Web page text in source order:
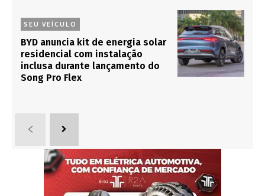
SEU VEÍCULO
BYD anuncia kit de energia solar
residencial com instalação
inclusa durante lançamento do
Song Pro Flex